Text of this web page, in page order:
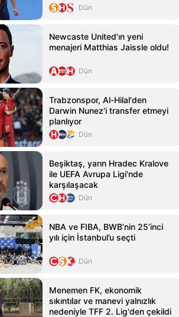
Dün
Newcaste United'ın yeni
menajeri Matthias Jaissle oldu!
Dün
Trabzonspor, Al-Hilal'den
Darwin Nunez'i transfer etmeyi
planlıyor
Dün
Beşiktaş, yarın Hradec Kralove
ile UEFA Avrupa Ligi'nde
karşılaşacak
Dün
NBA ve FIBA, BWB’nin 25’inci
yılı için İstanbul’u seçti
Dün
Menemen FK, ekonomik
sıkıntılar ve manevi yalnızlık
nedeniyle TFF 2. Lig'den çekildi